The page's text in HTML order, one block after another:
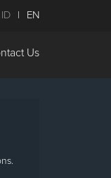
ID | EN
Us